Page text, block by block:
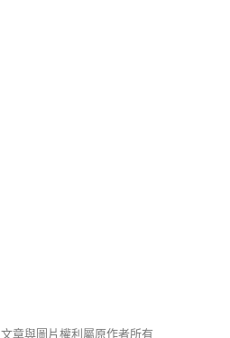
文章與圖片權利屬原作者所有